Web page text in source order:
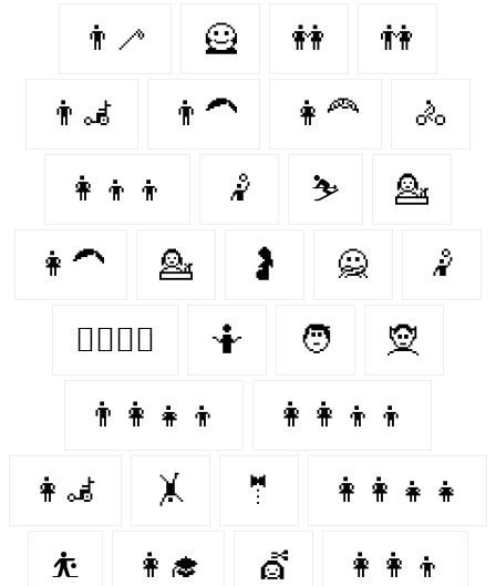
👨‍🦯‍ 🦸‍ 👭 👫
👨‍🦼 👨‍🦱 👩‍🦰 🚴‍
👩‍👦‍👦 🤾 ⛷️ 💁
👩‍🦱 💁‍ 🤰 🙅 🤾‍
👩‍❤️‍💋‍👨 🤷‍ 🧑‍ 🧝‍
👨‍👩‍👧‍👦 👩‍👩‍👦‍👦
👩‍🦼 🤸‍ 🤵 👩‍👩‍👧‍👧
⛹️ 👩‍🎓 💇 👩‍👩‍👦